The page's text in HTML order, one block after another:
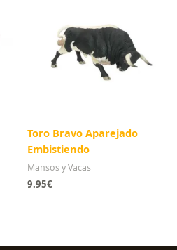
Toro Bravo Aparejado
Embistiendo
Mansos y Vacas
9.95€